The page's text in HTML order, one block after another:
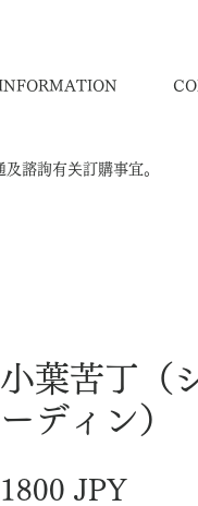
INFORMATION
諮詢有关訂購事宜。
小葉苦丁（
ーディン）
1800 JPYPrecio